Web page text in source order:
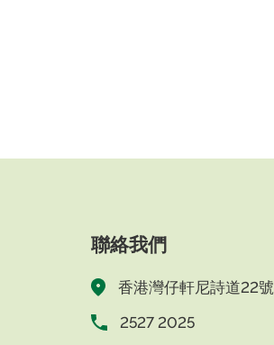
聯絡我們
香港灣仔軒尼詩道22號
2527 2025